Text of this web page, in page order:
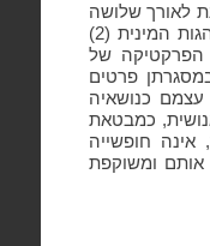
לאורך שלושה
צירים: (1) ידע על אודות ההתנהגות המינית (2)
הפרקטיקה של
שבמסגרתן פרטים
עצמם כנושאיה
כמבטאת
אינה חופשייה
ומשוקפת